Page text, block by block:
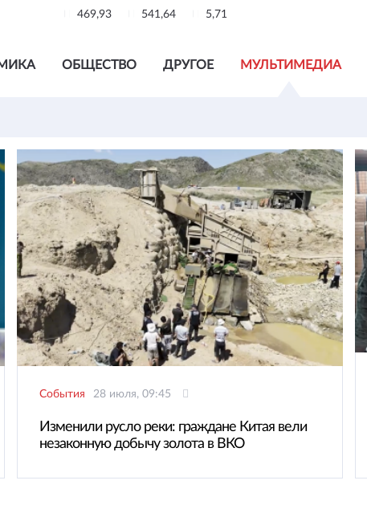
469,93 541,64 5,71
ОБЩЕСТВО ДРУГОЕ МУЛЬТИМЕДИА
События 28 июля, 09:45
Изменили русло реки: граждане Китая вели
незаконную добычу золота в ВКО